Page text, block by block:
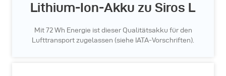
Lithium-Ion-Akku zu Siros L
Mit 72 Wh Energie ist dieser Qualitätsakku für den
Lufttransport zugelassen (siehe IATA-Vorschriften).